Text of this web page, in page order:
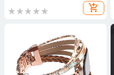
add_shopping_cart